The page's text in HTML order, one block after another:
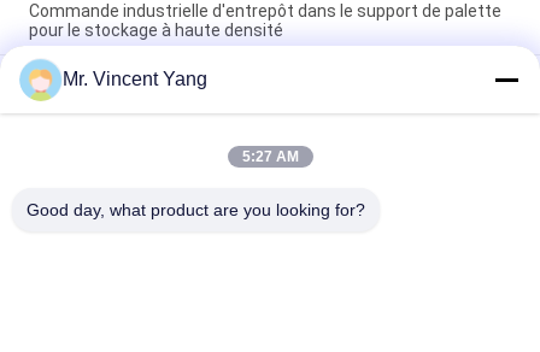
Commande industrielle d'entrepôt dans le support de palette
pour le stockage à haute densité
La commande à fort débit dans le support de palette,
4000mm a laminé à froid le support d'acier de structure
Commande d'installation frigorifique dans des rayonnages à
pallettes réglables de support de palette avec centrer des
Mr. Vincent Yang
5:27 AM
Good day, what product are you looking for?